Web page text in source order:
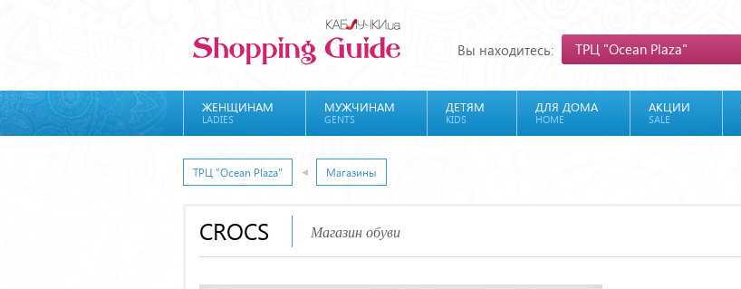
Вы находитесь: ТРЦ "Ocean Plaza"
ЖЕНЩИНАМ
LADIES
МУЖЧИНАМ
GENTS
ДЕТЯМ
KIDS
ДЛЯ ДОМА
HOME
АКЦИИ
SALE
ТРЦ "Ocean Plaza" Магазины
CROCS Магазин обуви